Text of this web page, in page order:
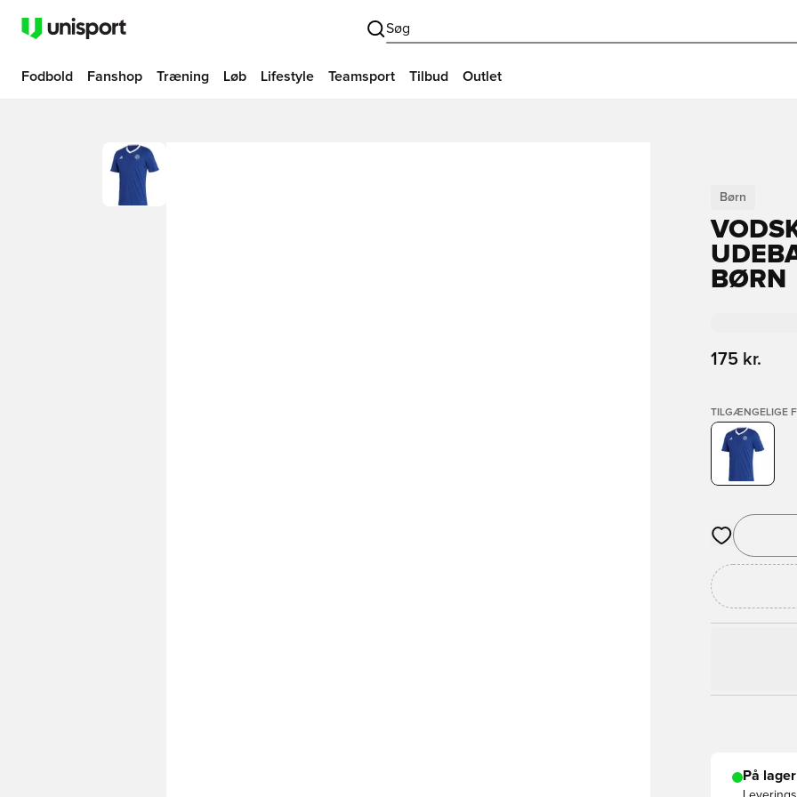
Søg
Fodbold Fanshop Træning Løb Lifestyle Teamsport Tilbud Outlet
Børn
BØRN
175 kr.
TILGÆNGELIGE
Åbner en
På